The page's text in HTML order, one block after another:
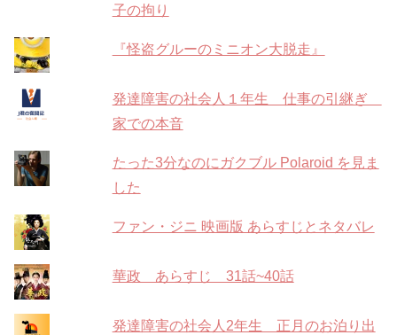
子の拘り
『怪盗グルーのミニオン大脱走』
発達障害の社会人１年生 仕事の引継ぎ
家での本音
たった3分なのにガクブル Polaroid を見ま
した
ファン・ジニ 映画版 あらすじとネタバレ
華政 あらすじ 31話~40話
発達障害の社会人2年生 正月のお泊り出